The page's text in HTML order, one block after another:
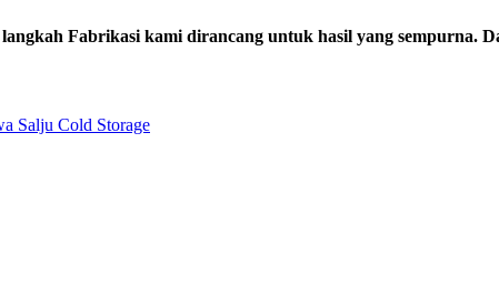
Fabrikasi kami dirancang untuk hasil yang sempurna.